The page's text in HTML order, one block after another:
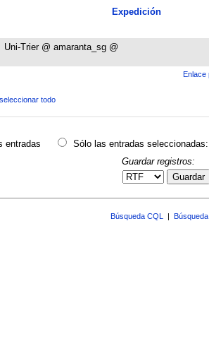
Expedición
Uni-Trier @ amaranta_sg @
Enlace
todo
entradas
Sólo las entradas seleccionadas:
Guardar registros:
Guardar
Búsqueda CQL